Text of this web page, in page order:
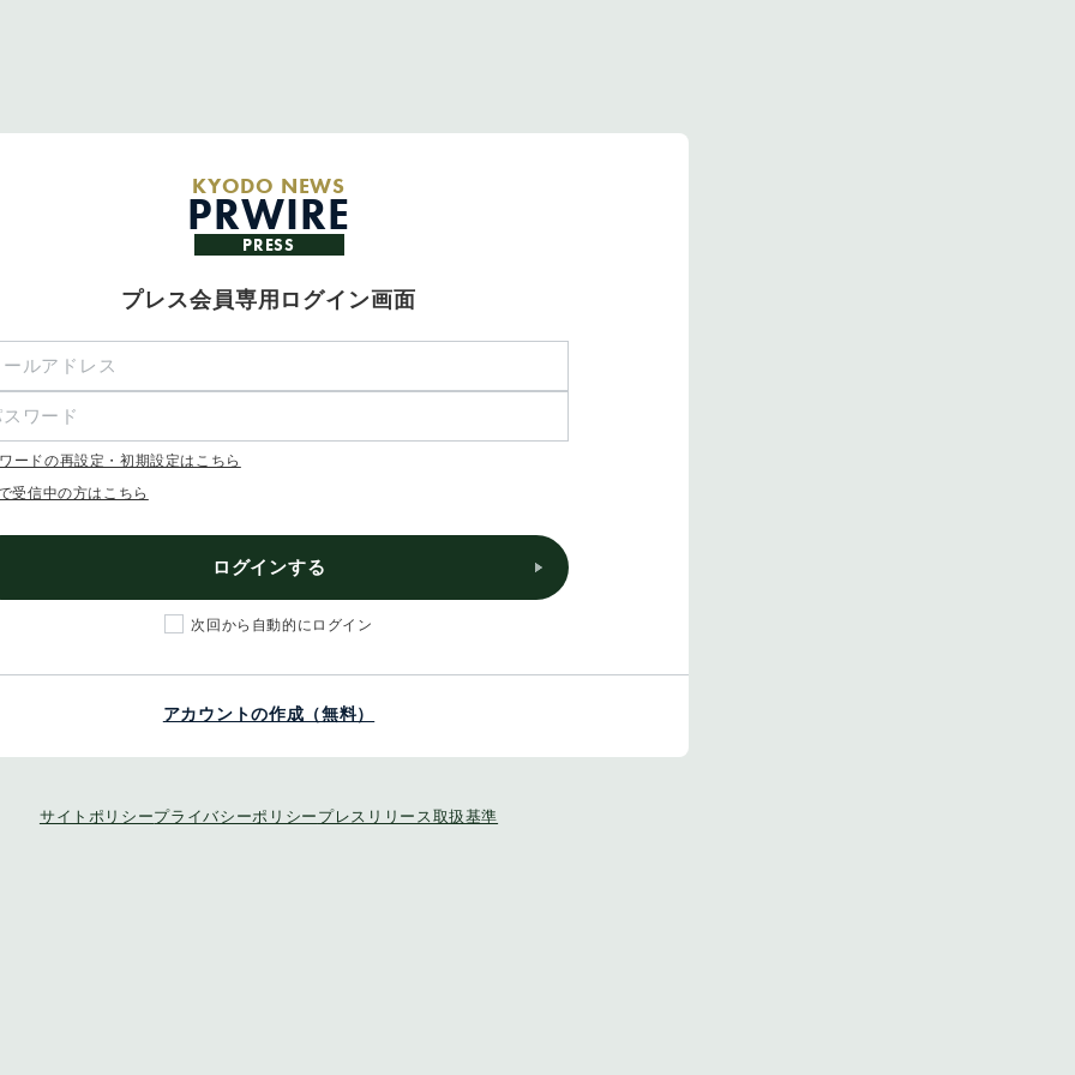
KYODO NEWS
PRWIRE
PRESS
プレス会員専用ログイン画面
ードの再設定・初期設定はこちら
受信中の方はこちら
ログインする
次回から自動的にログイン
アカウントの作成（無料）
サイトポリシープライバシーポリシー プレスリリース取扱基準